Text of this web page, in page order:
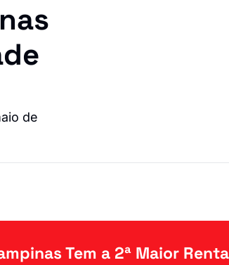
de
Tem a 2ª Maior